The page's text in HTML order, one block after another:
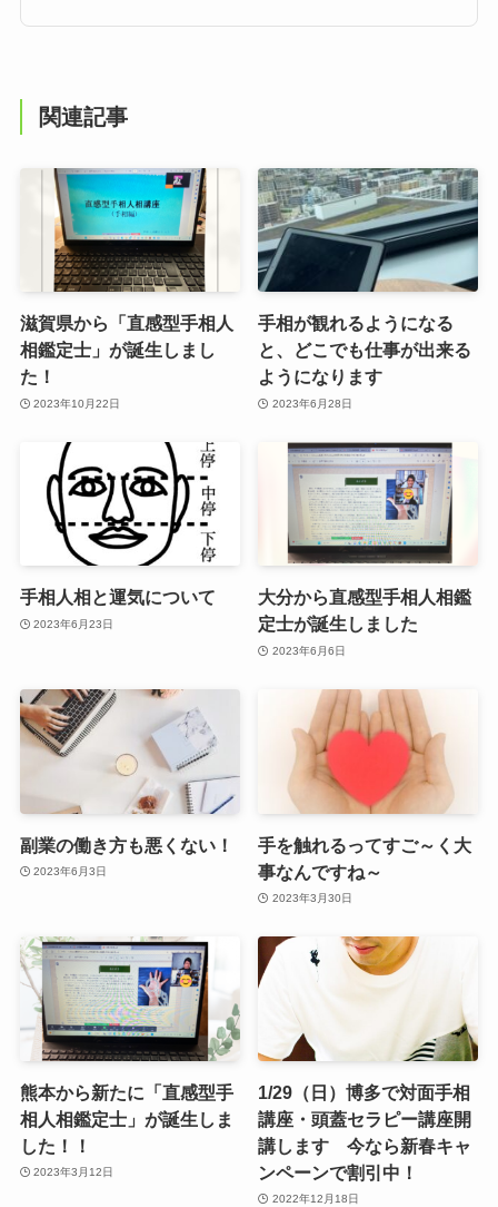
関連記事
滋賀県から「直感型手相人
相鑑定士」が誕生しまし
た！
2023年10月22日
手相が観れるようになる
と、どこでも仕事が出来る
ようになります
2023年6月28日
手相人相と運気について
2023年6月23日
大分から直感型手相人相鑑
定士が誕生しました
2023年6月6日
副業の働き方も悪くない！
2023年6月3日
手を触れるってすご～く大
事なんですね～
2023年3月30日
熊本から新たに「直感型手
相人相鑑定士」が誕生しま
した！！
2023年3月12日
1/29（日）博多で対面手相
講座・頭蓋セラピー講座開
講します 今なら新春キャ
ンペーンで割引中！
2022年12月18日